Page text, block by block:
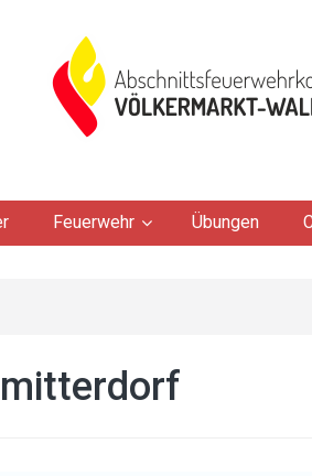
Feuerwehr Übungen